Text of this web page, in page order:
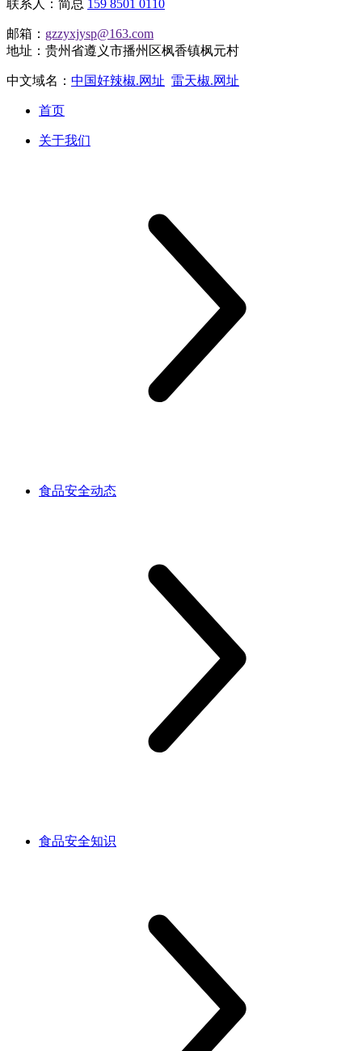
联系人：简总 159 8501 0110
邮箱： gzzyxjysp@163.com
地址：贵州省遵义市播州区枫香镇枫元村
中文域名： 中国好辣椒.网址 雷天椒.网址
首页
关于我们
食品安全动态
食品安全知识